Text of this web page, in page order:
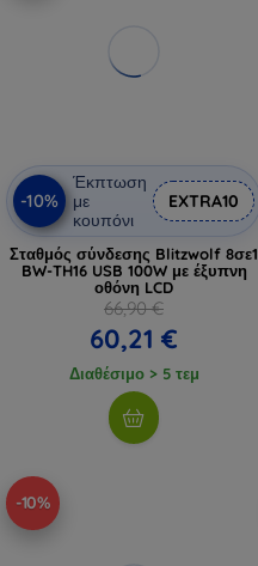
-10%
Έκπτωση
με
κουπόνι
EXTRA10
Σταθμός σύνδεσης Blitzwolf 8σε1
BW-TH16 USB 100W με έξυπνη
οθόνη LCD
66,90 €
60,21 €
Διαθέσιμο > 5 τεμ
-10%